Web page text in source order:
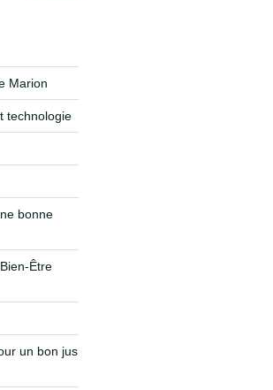
Marion
technologie
bonne
Être
un bon jus